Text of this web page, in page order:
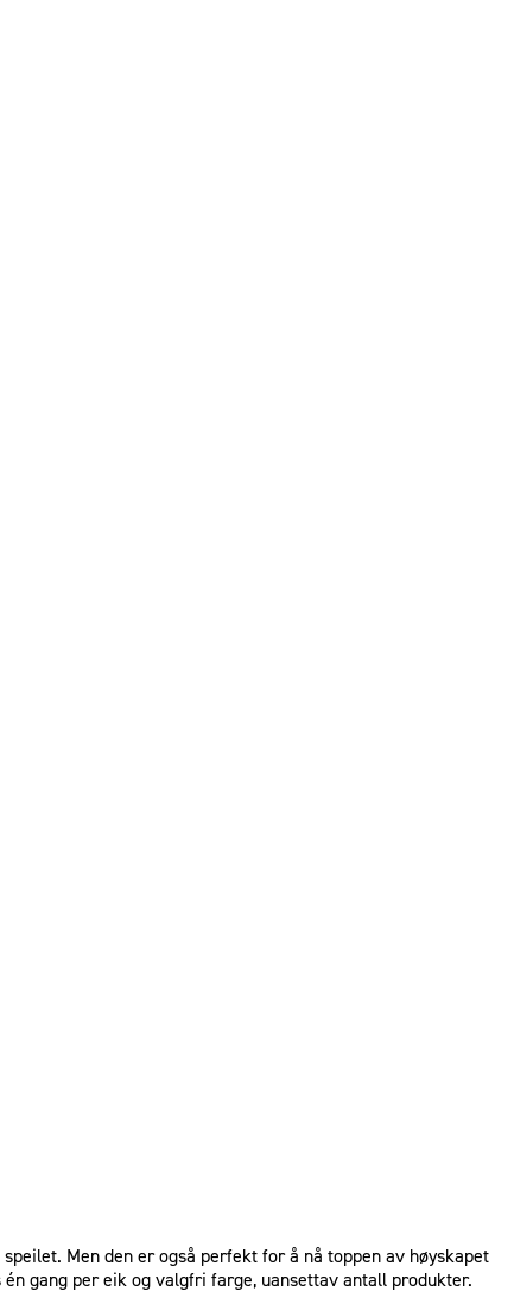
Men den er også perfekt for å nå toppen av høyskapet
gang per eik og valgfri farge, uansettav antall produkter.